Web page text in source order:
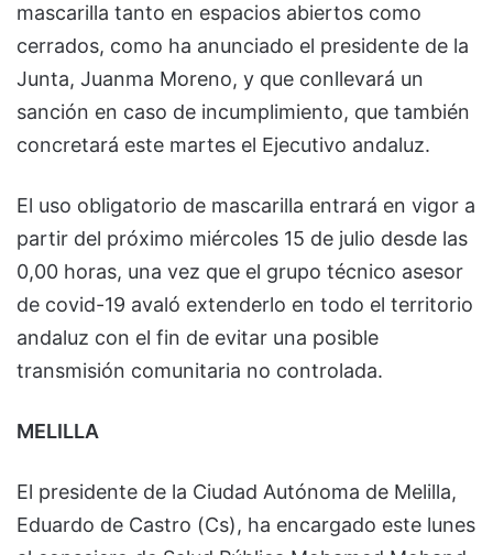
mascarilla tanto en espacios abiertos como
cerrados, como ha anunciado el presidente de la
Junta, Juanma Moreno, y que conllevará un
sanción en caso de incumplimiento, que también
concretará este martes el Ejecutivo andaluz.
El uso obligatorio de mascarilla entrará en vigor a
partir del próximo miércoles 15 de julio desde las
0,00 horas, una vez que el grupo técnico asesor
de covid-19 avaló extenderlo en todo el territorio
andaluz con el fin de evitar una posible
transmisión comunitaria no controlada.
MELILLA
El presidente de la Ciudad Autónoma de Melilla,
Eduardo de Castro (Cs), ha encargado este lunes